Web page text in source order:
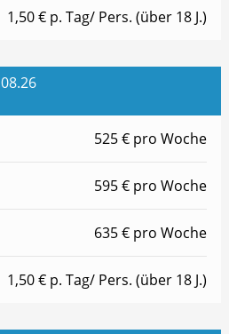
1,50 € p. Tag/ Pers. (über 18 J.)
525 € pro Woche
595 € pro Woche
635 € pro Woche
1,50 € p. Tag/ Pers. (über 18 J.)